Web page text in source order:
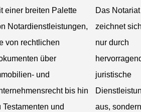
einer breiten Palette
Notardienstleistungen,
von rechtlichen
über
und
bis hin
Testamenten und
Das
zeichnet
nur durch
juristische
aus,